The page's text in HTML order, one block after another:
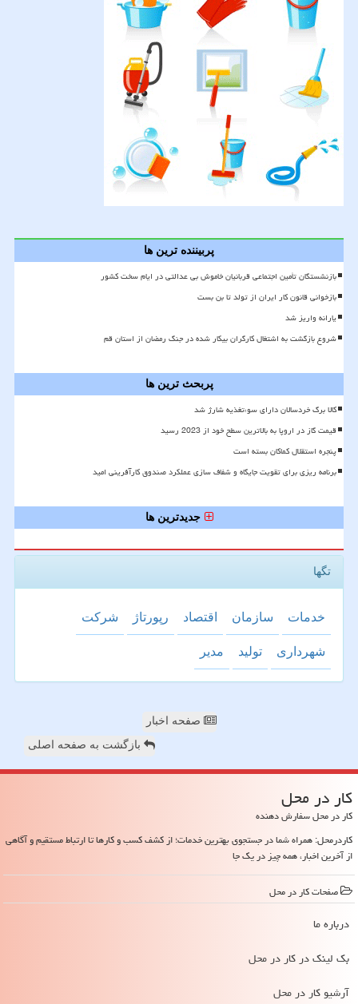
پربیننده ترین ها
بازنشستگان تأمین اجتماعی قربانیان خاموش بی عدالتی در ایام سخت کشور
بازخوانی قانون کار ایران از تولد تا بن بست
یارانه واریز شد
شروع بازگشت به اشتغال کارگران بیکار شده در جنگ رمضان از استان قم
پربحث ترین ها
کالا برگ خردسالان دارای سوءتغذیه شارژ شد
قیمت گاز در اروپا به بالاترین سطح خود از 2023 رسید
پنجره استقلال کماکان بسته است
برنامه ریزی برای تقویت جایگاه و شفاف سازی عملکرد صندوق کارآفرینی امید
جدیدترین ها
تگها
خدمات سازمان اقتصاد رپورتاژ شركت
شهرداری تولید مدیر
صفحه اخبار
بازگشت به صفحه اصلی
كار در محل
کار در محل سفارش دهنده
کاردرمحل: همراه شما در جستجوی بهترین خدمات؛ از کشف کسب و کارها تا ارتباط مستقیم و آگاهی
از آخرین اخبار، همه چیز در یک جا
صفحات كار در محل
درباره ما
بک لینک در كار در محل
آرشیو كار در محل